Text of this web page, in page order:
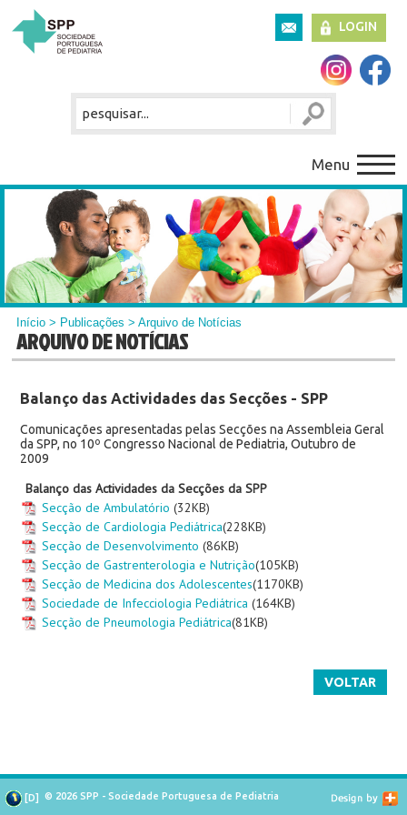
LOGIN
Menu
Início > Publicações > Arquivo de Notícias
ARQUIVO DE NOTÍCIAS
Balanço das Actividades das Secções - SPP
Comunicações apresentadas pelas Secções na Assembleia Geral
da SPP, no 10º Congresso Nacional de Pediatria, Outubro de
2009
Balanço das Actividades da Secções da SPP
Secção de Ambulatório (32KB)
Secção de Cardiologia Pediátrica(228KB)
Secção de Desenvolvimento (86KB)
Secção de Gastrenterologia e Nutrição(105KB)
Secção de Medicina dos Adolescentes(1170KB)
Sociedade de Infecciologia Pediátrica (164KB)
Secção de Pneumologia Pediátrica(81KB)
VOLTAR
[D] © 2026 SPP - Sociedade Portuguesa de Pediatria